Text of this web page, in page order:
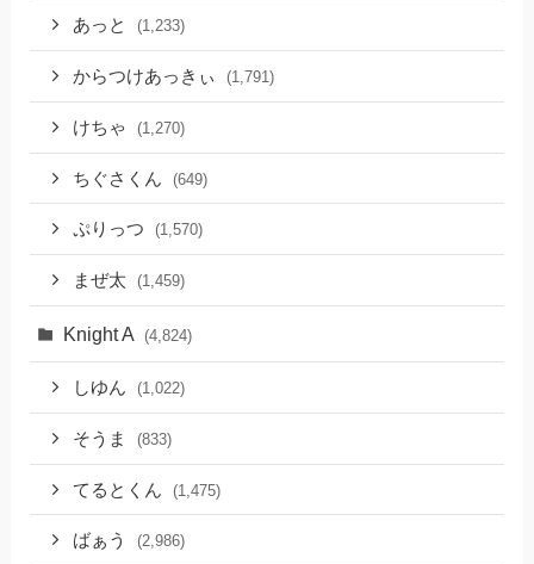
あっと (1,233)
からつけあっきぃ (1,791)
けちゃ (1,270)
ちぐさくん (649)
ぷりっつ (1,570)
まぜ太 (1,459)
Knight A (4,824)
しゆん (1,022)
そうま (833)
てるとくん (1,475)
ばぁう (2,986)